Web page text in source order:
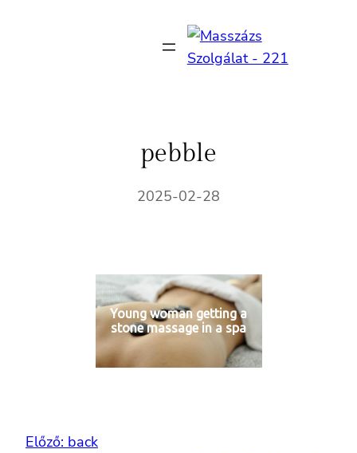
pebble
2025-02-28
Young woman getting a
stone massage in a spa
Előző: back